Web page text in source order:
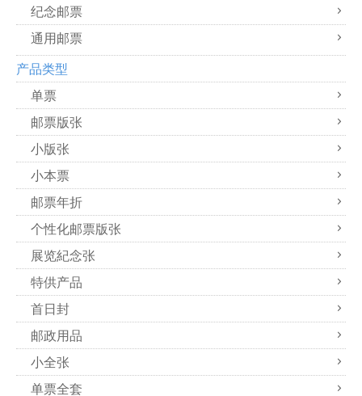
纪念邮票
通用邮票
产品类型
单票
邮票版张
小版张
小本票
邮票年折
个性化邮票版张
展览紀念张
特供产品
首日封
邮政用品
小全张
单票全套